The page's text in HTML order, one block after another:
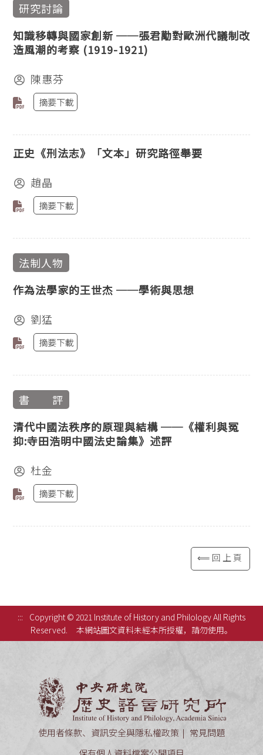
研究討論
知識移轉與國家創新 ──張君勱對歐洲代議制改
造風潮的考察 (1919-1921)
陳惠芬
摘要下載
正史《刑法志》「文本」研究路徑舉要
趙晶
摘要下載
法制人物
作為法學家的王世杰 ──學術與思想
劉猛
摘要下載
書 評
清代中國法秩序的原理與結構 ──《權利與冤
抑:寺田浩明中國法史論集》述評
杜金
摘要下載
⟸回上頁
:::
Copyright © 2021 Institute of History and Philology All Rights
Reserved.
本網站圖文資料未經本所授權，請勿使用。
使用者條款、資訊安全與隱私權政策
常見問題